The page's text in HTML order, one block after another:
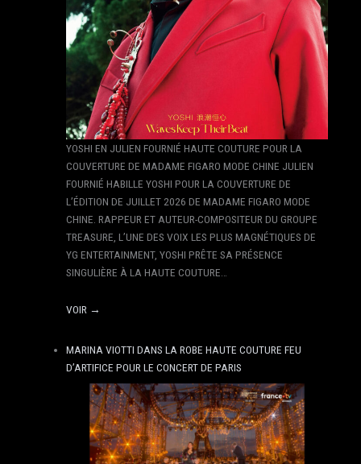
YOSHI EN JULIEN FOURNIÉ HAUTE COUTURE POUR LA
COUVERTURE DE MADAME FIGARO MODE CHINE JULIEN
FOURNIÉ HABILLE YOSHI POUR LA COUVERTURE DE
L’ÉDITION DE JUILLET 2026 DE MADAME FIGARO MODE
CHINE. RAPPEUR ET AUTEUR-COMPOSITEUR DU GROUPE
TREASURE, L’UNE DES VOIX LES PLUS MAGNÉTIQUES DE
YG ENTERTAINMENT, YOSHI PRÊTE SA PRÉSENCE
SINGULIÈRE À LA HAUTE COUTURE…
VOIR →
MARINA VIOTTI DANS LA ROBE HAUTE COUTURE FEU
D’ARTIFICE POUR LE CONCERT DE PARIS